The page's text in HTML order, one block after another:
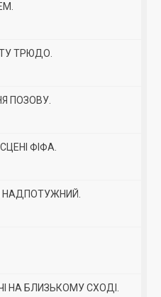
ТРЮДО.
ПОЗОВУ.
ФІФА.
НАДПОТУЖНИЙ.
НА БЛИЗЬКОМУ СХОДІ.